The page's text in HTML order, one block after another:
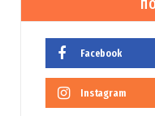
Facebook
Instagram